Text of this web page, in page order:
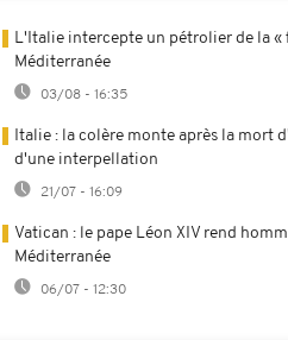
L'Italie intercepte un pétrolier de la «
Méditerranée
03/08 - 16:35
Italie : la colère monte après la mort
d'une interpellation
21/07 - 16:09
Vatican : le pape Léon XIV rend
Méditerranée
06/07 - 12:30